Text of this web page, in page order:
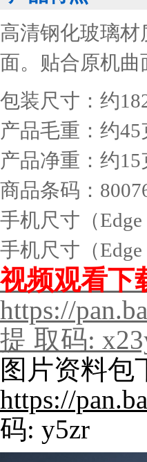
高清钢化玻璃
面。贴合原机
包装尺寸：约
产品毛重：约45
产品净重：约15
商品条码：
手机尺寸（Edge
手机尺寸（Edge
视频观看下
https://
提 取码:
图片资料包
https://
码: y5zr